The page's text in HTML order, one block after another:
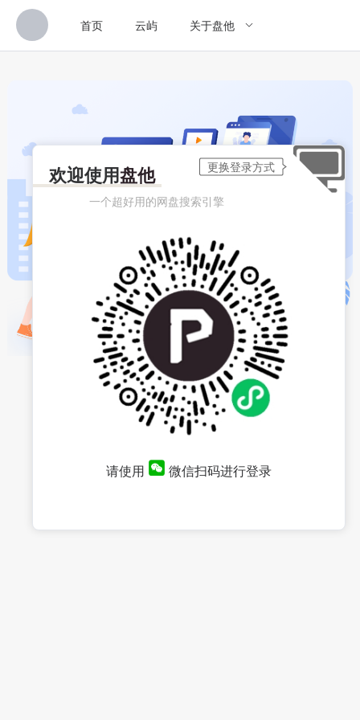
首页 云屿 关于盘他
欢迎使用盘他
一个超好用的网盘搜索引擎
请使用 微信扫码进行登录